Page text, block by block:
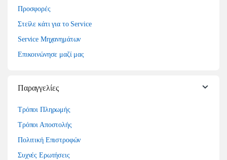
Προσφορές
Στείλε κάτι για το Service
Service Μηχανημάτων
Επικοινώνησε μαζί μας
Παραγγελίες
Τρόποι Πληρωμής
Τρόποι Αποστολής
Πολιτική Επιστροφών
Συχνές Ερωτήσεις